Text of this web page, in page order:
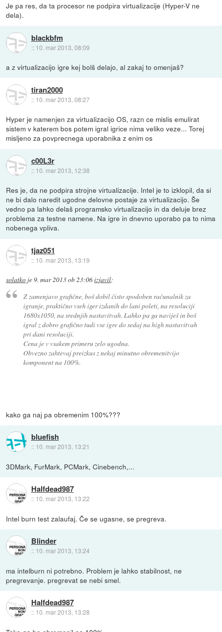
Je pa res, da ta procesor ne podpira virtualizacije (Hyper-V ne
dela).
blackbfm
:: 10. mar 2013, 08:09
a z virtualizacijo igre kej bolš delajo, al zakaj to omenjaš?
tiran2000
:: 10. mar 2013, 08:27
Hyper je namenjen za virtualizacijo OS, razn ce mislis emulirat
sistem v katerem bos potem igral igrice nima veliko veze... Torej
misljeno za povprecnega uporabnika z enim os
c00L3r
:: 10. mar 2013, 12:38
Res je, da ne podpira strojne virtualizacije. Intel je to izklopil, da si
ne bi dalo naredit ugodne delovne postaje za virtualizacijo. Še
vedno pa lahko delaš programsko virtualizacijo in da deluje brez
problema za testne namene. Na igre in dnevno uporabo pa to nima
nobenega vpliva.
tjaz051
:: 10. mar 2013, 13:19
solatko je9. mar 2013 ob 23:06izjavil:
Z zamenjavo grafične, boš dobil čisto spodoben računalnik za
igranje, praktično vseh iger izdanih do lani poleti, na resoluciji
1680x1050, na srednjih nastavitvah. Lahko pa ga naviješ in boš
igral z dobro grafično tudi vse igre do sedaj na high nastavitvah
pri dani resoluciji.
Cena je v vsakem primeru zelo ugodna.
Obvezno zahtevaj preizkus z nekaj minutno obremenitvijo
komponent na 100%.
kako ga naj pa obremenim 100%???
bluefish
:: 10. mar 2013, 13:21
3DMark, FurMark, PCMark, Cinebench,...
Halfdead987
:: 10. mar 2013, 13:22
Intel burn test zalaufaj. Če se ugasne, se pregreva.
Blinder
:: 10. mar 2013, 13:24
ma intelburn ni potrebno. Problem je lahko stabilnost, ne
pregrevanje. pregrevat se nebi smel.
Halfdead987
:: 10. mar 2013, 13:28